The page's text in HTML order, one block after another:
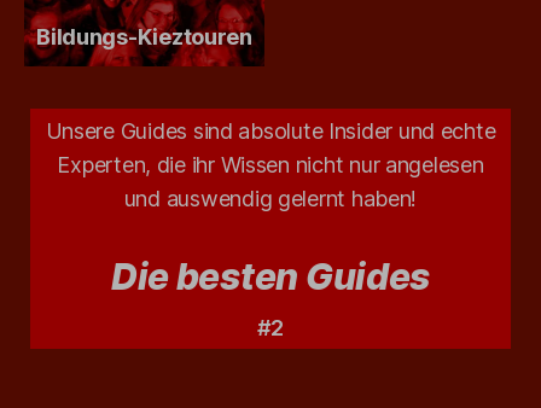
Bildungs-Kieztouren
Unsere Guides sind absolute Insider und echte
Experten, die ihr Wissen nicht nur angelesen
und auswendig gelernt haben!
Die besten Guides
#2